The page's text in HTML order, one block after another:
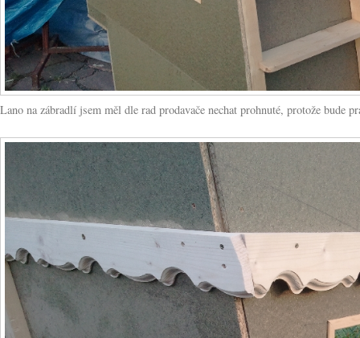
Lano na zábradlí jsem měl dle rad prodavače nechat prohnuté, protože bude